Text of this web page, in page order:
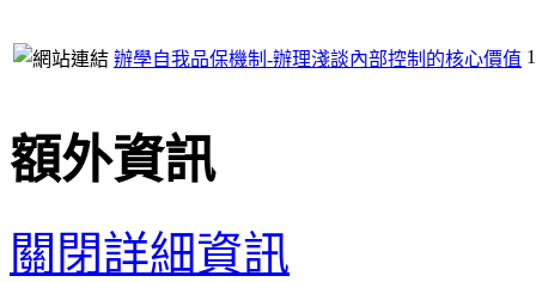
辦學自我品保機制-辦理淺談內部控制的核心價值
額外資訊
關閉詳細資訊